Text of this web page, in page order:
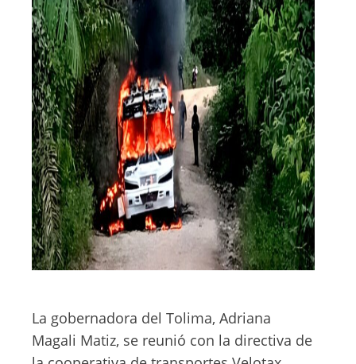
La gobernadora del Tolima, Adriana
Magali Matiz, se reunió con la directiva de